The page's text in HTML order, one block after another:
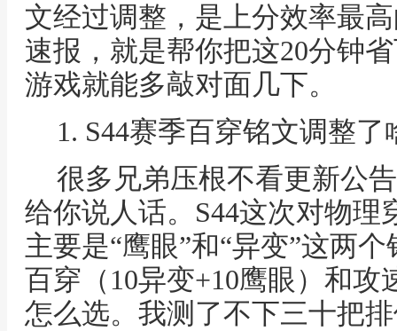
文经过调整，是上分效率最
速报，就是帮你把这20分钟
游戏就能多敲对面几下。
1. S44赛季百穿铭文调整
很多兄弟压根不看更新公
给你说人话。S44这次对物
主要是“鹰眼”和“异变”这两
百穿（10异变+10鹰眼）和攻
怎么选。我测了不下三十把